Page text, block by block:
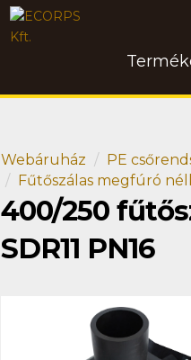
Webáruház PE
Fűtőszálas megfúró
400/250
SDR11 PN16